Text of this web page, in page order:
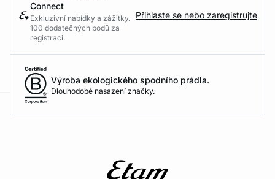
Connect
Exkluzivní nabídky a zážitky.
100 dodatečných bodů za
registraci.
Přihlaste se nebo zaregistrujte
Výroba ekologického spodního prádla.
Dlouhodobé nasazení značky.